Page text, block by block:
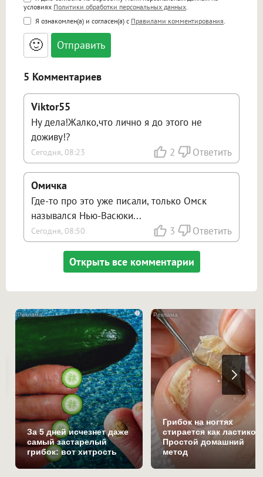
<b>, <strong>, <u>, <i>, <em>, <s>, <big>,
<small>, <sup>, <sub>, <pre>, <ul>, <ol>, <li>,
<blockquote>, <code> экранирует HTML,
адреса URL автоматически становятся
ссылками, и [img]адрес[/img] будет
условиях Политики обработки персональных данных
Я ознакомлен(а) и согласен(а) с Правилами комментирования
🙂
5 Комментариев
Viktor55
Ну дела!Жалко,что лично я до этого не
доживу!?
Сегодня, 08:23 2 Ответить
Омичка
Где-то про это уже писали, только Омск
назывался Нью-Васюки...
Сегодня, 08:50 3 Ответить
Открыть все комментарии
i
За 5 дней исчезнет даже
самый застарелый
грибок: вот хитрость
Грибок на ногтях
стирается как
Простой домашний
метод